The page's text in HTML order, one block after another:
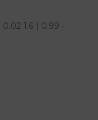
1.6 | 0.99 -